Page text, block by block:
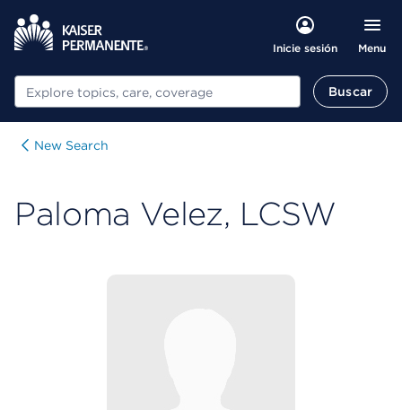
Inicie sesión Menu
Buscar Buscar
New Search
Paloma Velez, LCSW